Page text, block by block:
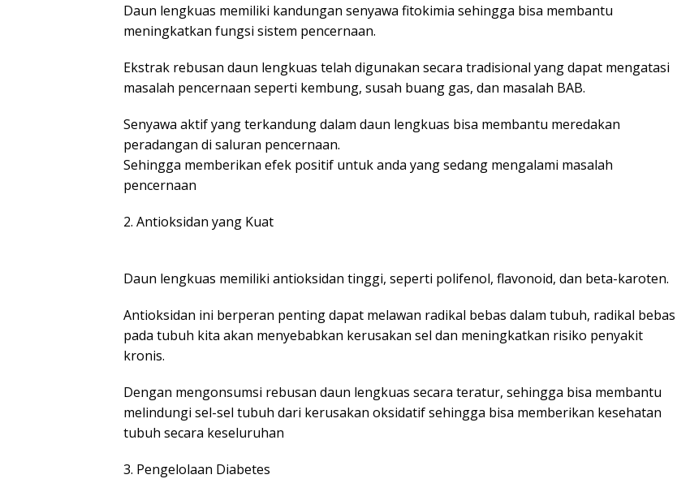
Daun lengkuas memiliki kandungan senyawa fitokimia sehingga bisa membantu
meningkatkan fungsi sistem pencernaan.
Ekstrak rebusan daun lengkuas telah digunakan secara tradisional yang dapat mengatasi
masalah pencernaan seperti kembung, susah buang gas, dan masalah BAB.
Senyawa aktif yang terkandung dalam daun lengkuas bisa membantu meredakan
peradangan di saluran pencernaan.
Sehingga memberikan efek positif untuk anda yang sedang mengalami masalah
pencernaan
2. Antioksidan yang Kuat
Daun lengkuas memiliki antioksidan tinggi, seperti polifenol, flavonoid, dan beta-karoten.
Antioksidan ini berperan penting dapat melawan radikal bebas dalam tubuh, radikal bebas
pada tubuh kita akan menyebabkan kerusakan sel dan meningkatkan risiko penyakit
kronis.
Dengan mengonsumsi rebusan daun lengkuas secara teratur, sehingga bisa membantu
melindungi sel-sel tubuh dari kerusakan oksidatif sehingga bisa memberikan kesehatan
tubuh secara keseluruhan
3. Pengelolaan Diabetes